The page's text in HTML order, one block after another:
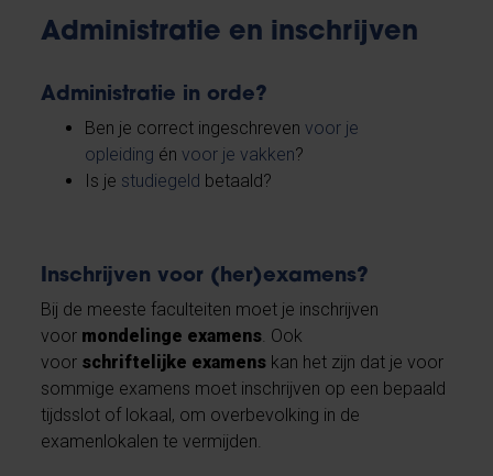
Administratie en inschrijven
Administratie in orde?
Ben je correct ingeschrevenvoor je
opleiding énvoor je vakken?
Is je studiegeld betaald?
Inschrijven voor (her)examens?
Bij de meeste faculteiten moet je inschrijven
voor mondelinge examens. Ook
voor schriftelijke examens kan het zijn dat je voor
sommige examens moet inschrijven op een bepaald
tijdsslot of lokaal, om overbevolking in de
examenlokalen te vermijden.